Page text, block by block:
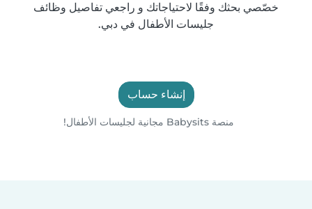
خصّصي بحثك وفقًا لاحتياجاتك و راجعي تفاصيل وظائف
جليسات الأطفال في دبي.
إنشاء حساب
منصة Babysits مجانية لجليسات الأطفال!